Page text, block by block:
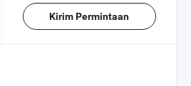
Kirim Permintaan